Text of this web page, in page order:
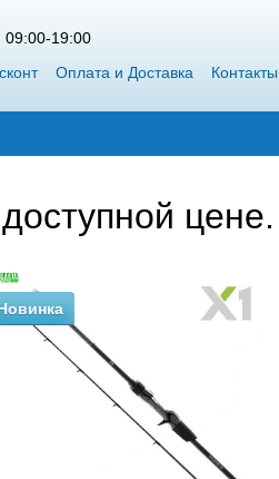
09:00-19:00
Оплата и Доставка Контакты
цене.